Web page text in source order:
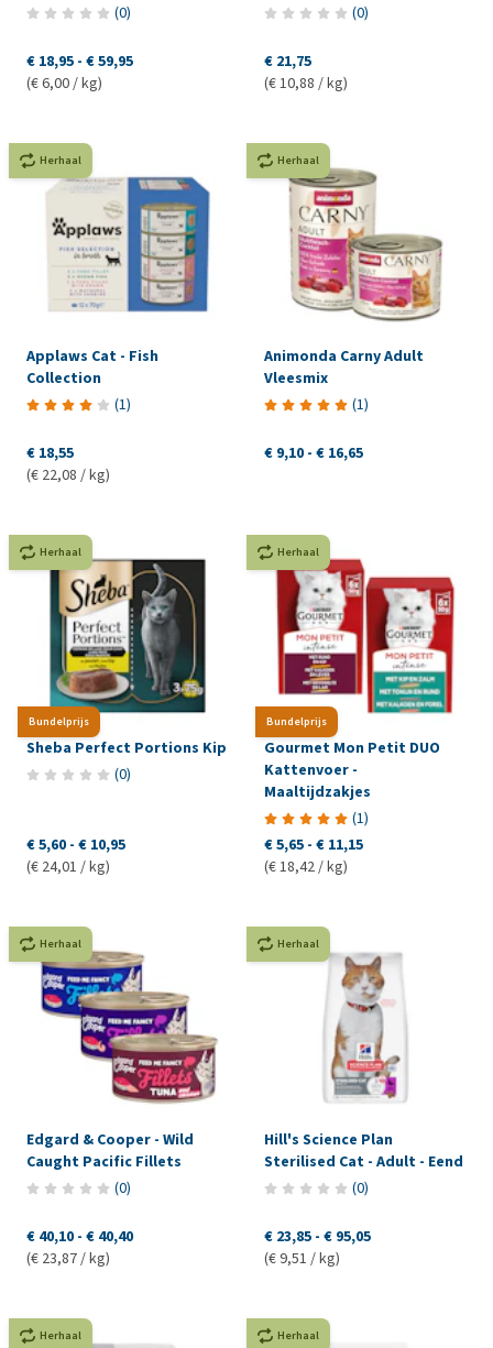
(0)
€ 18,95 - € 59,95
(€ 6,00 / kg)
(0)
€ 21,75
(€ 10,88 / kg)
Herhaal
Applaws Cat - Fish
Collection
(1)
€ 18,55
(€ 22,08 / kg)
Herhaal
Animonda Carny Adult
Vleesmix
(1)
€ 9,10 - € 16,65
Bundelprijs
Herhaal
Sheba Perfect Portions Kip
(0)
€ 5,60 - € 10,95
(€ 24,01 / kg)
Bundelprijs
Herhaal
Gourmet Mon Petit DUO
Kattenvoer -
Maaltijdzakjes
(1)
€ 5,65 - € 11,15
(€ 18,42 / kg)
Herhaal
Edgard & Cooper - Wild
Caught Pacific Fillets
(0)
€ 40,10 - € 40,40
(€ 23,87 / kg)
Herhaal
Hill's Science Plan
Sterilised Cat - Adult - Eend
(0)
€ 23,85 - € 95,05
(€ 9,51 / kg)
Herhaal Herhaal